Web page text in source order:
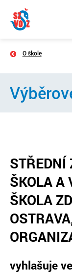
O škole
STŘEDNÍ
ŠKOLA A
ŠKOLA
vyhlašuje